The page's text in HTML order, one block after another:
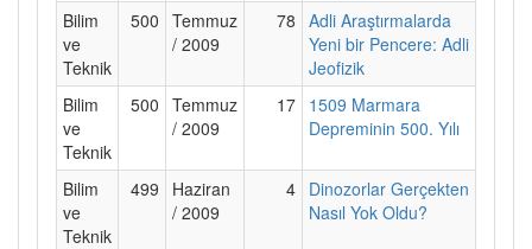
Bilim
ve
Teknik
500 Temmuz
/ 2009
78 Adli Araştırmalarda
Yeni bir Pencere: Adli
Jeofizik
Bilim
ve
Teknik
500 Temmuz
/ 2009
17 1509 Marmara
Depreminin 500. Yılı
Bilim
ve
Teknik
499
Haziran
/ 2009
4 Dinozorlar Gerçekten
Nasıl Yok Oldu?